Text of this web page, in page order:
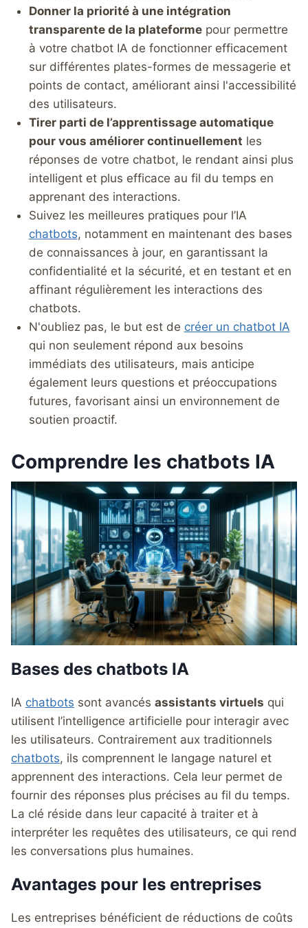
Donner la priorité à une intégration
transparente de la plateformepour permettre
à votre chatbot IA de fonctionner efficacement
sur différentes plates-formes de messagerie et
points de contact, améliorant ainsi l'accessibilité
des utilisateurs.
Tirer parti de l’apprentissage automatique
pour vous améliorer continuellement les
réponses de votre chatbot, le rendant ainsi plus
intelligent et plus efficace au fil du temps en
apprenant des interactions.
Suivez les meilleures pratiques pour l’IA
chatbots, notamment en maintenant des bases
de connaissances à jour, en garantissant la
confidentialité et la sécurité, et en testant et en
affinant régulièrement les interactions des
chatbots.
N'oubliez pas, le but est de créer un chatbot IA
qui non seulement répond aux besoins
immédiats des utilisateurs, mais anticipe
également leurs questions et préoccupations
futures, favorisant ainsi un environnement de
soutien proactif.
Comprendre les chatbots IA
Bases des chatbots IA
IA chatbots sont avancés assistants virtuels qui
utilisent l’intelligence artificielle pour interagir avec
les utilisateurs. Contrairement aux traditionnels
chatbots, ils comprennent le langage naturel et
apprennent des interactions. Cela leur permet de
fournir des réponses plus précises au fil du temps.
La clé réside dans leur capacité à traiter et à
interpréter les requêtes des utilisateurs, ce qui rend
les conversations plus humaines.
Avantages pour les entreprises
Les entreprises bénéficient de réductions de coûts